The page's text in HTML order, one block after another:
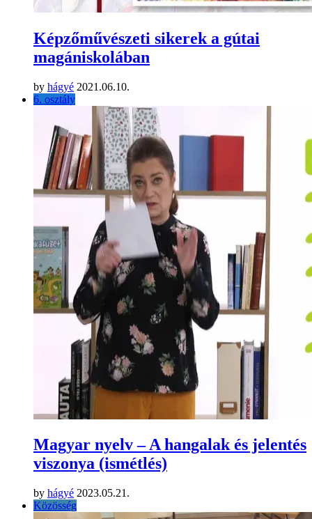
Képzőművészeti sikerek a gútai
magániskolában
by hágyé 2021.06.10.
6. osztály
Magyar nyelv – A hangalak és jelentés
viszonya (ismétlés)
by hágyé 2023.05.21.
Közösség